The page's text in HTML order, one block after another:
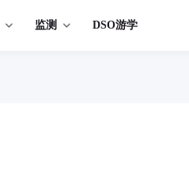
监测 DSO游学